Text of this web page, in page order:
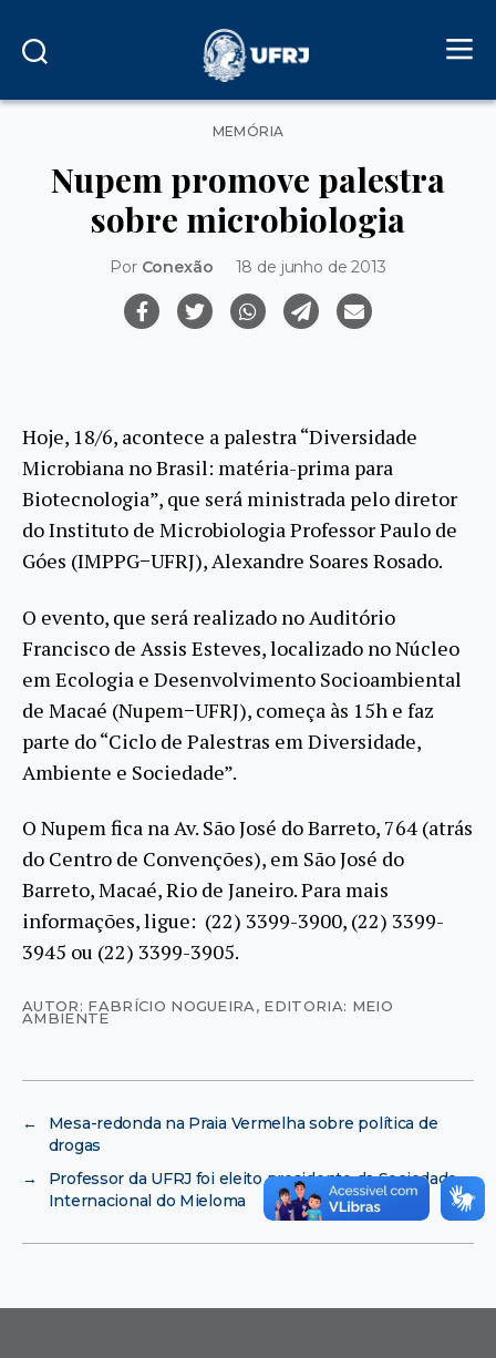
Categorias
MEMÓRIA
Nupem promove palestra
sobre microbiologia
Por Conexão 18 de junho de 2013
Hoje, 18/6, acontece a palestra “Diversidade
Microbiana no Brasil: matéria-prima para
Biotecnologia”, que será ministrada pelo diretor
do Instituto de Microbiologia Professor Paulo de
Góes (IMPPG−UFRJ), Alexandre Soares Rosado.
O evento, que será realizado no Auditório
Francisco de Assis Esteves, localizado no Núcleo
em Ecologia e Desenvolvimento Socioambiental
de Macaé (Nupem−UFRJ), começa às 15h e faz
parte do “Ciclo de Palestras em Diversidade,
Ambiente e Sociedade”.
O Nupem fica na Av. São José do Barreto, 764 (atrás
do Centro de Convenções), em São José do
Barreto, Macaé, Rio de Janeiro. Para mais
informações, ligue: (22) 3399-3900, (22) 3399-
3945 ou (22) 3399-3905.
AUTOR: FABRÍCIO NOGUEIRA, EDITORIA: MEIO
AMBIENTE
←
Mesa-redonda na Praia Vermelha sobre política de
drogas
→
Professor da UFRJ foi eleito presidente da Sociedade
Internacional do Mieloma